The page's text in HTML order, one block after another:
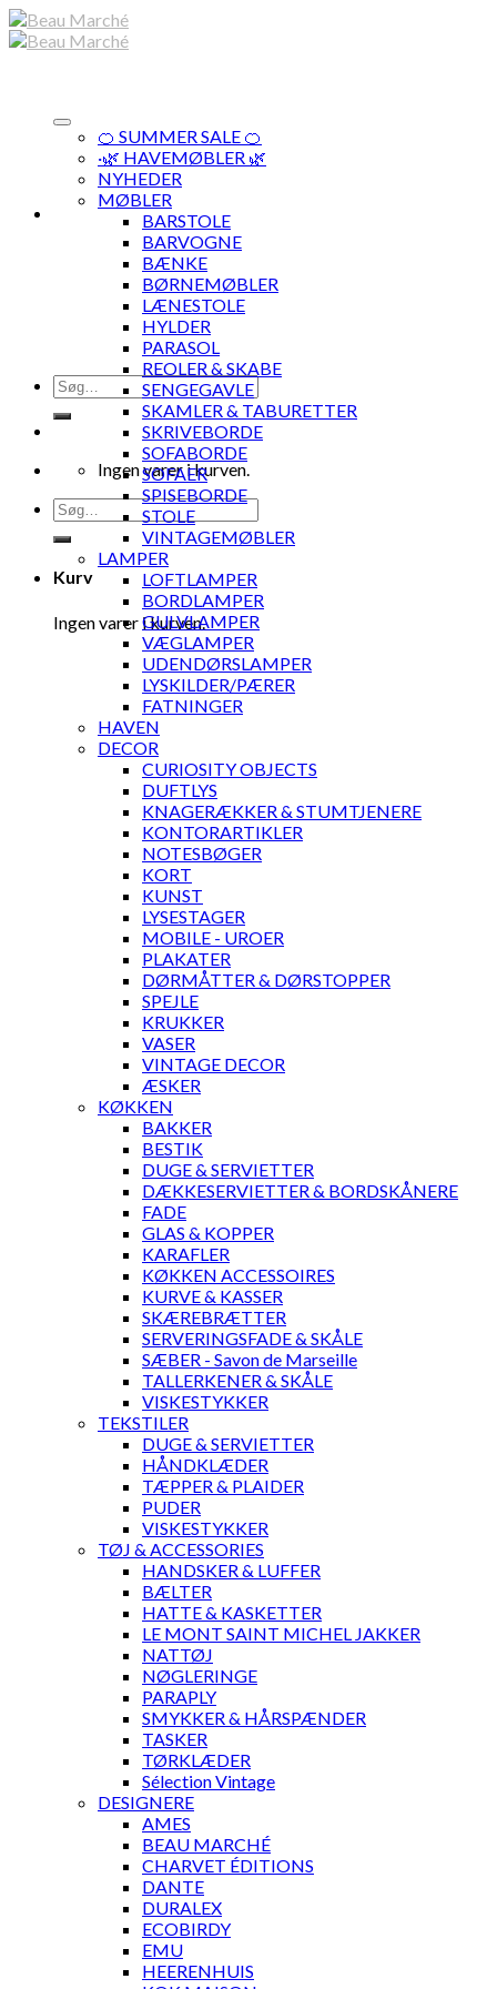
Skip
to
Søg
efter:
Ingen varer i kurven.
Søg
efter:
Kurv
Ingen varer i kurven.
🍊 SUMMER SALE 🍊
·🌿 HAVEMØBLER 🌿
NYHEDER
MØBLER
BARSTOLE
BARVOGNE
BÆNKE
BØRNEMØBLER
LÆNESTOLE
HYLDER
PARASOL
REOLER & SKABE
SENGEGAVLE
SKAMLER & TABURETTER
SKRIVEBORDE
SOFABORDE
SOFAER
SPISEBORDE
STOLE
VINTAGEMØBLER
LAMPER
LOFTLAMPER
BORDLAMPER
GULVLAMPER
VÆGLAMPER
UDENDØRSLAMPER
LYSKILDER/PÆRER
FATNINGER
HAVEN
DECOR
CURIOSITY OBJECTS
DUFTLYS
KNAGERÆKKER & STUMTJENERE
KONTORARTIKLER
NOTESBØGER
KORT
KUNST
LYSESTAGER
MOBILE - UROER
PLAKATER
DØRMÅTTER & DØRSTOPPER
SPEJLE
KRUKKER
VASER
VINTAGE DECOR
ÆSKER
KØKKEN
BAKKER
BESTIK
DUGE & SERVIETTER
DÆKKESERVIETTER & BORDSKÅNERE
FADE
GLAS & KOPPER
KARAFLER
KØKKEN ACCESSOIRES
KURVE & KASSER
SKÆREBRÆTTER
SERVERINGSFADE & SKÅLE
SÆBER - Savon de Marseille
TALLERKENER & SKÅLE
VISKESTYKKER
TEKSTILER
DUGE & SERVIETTER
HÅNDKLÆDER
TÆPPER & PLAIDER
PUDER
VISKESTYKKER
TØJ & ACCESSORIES
HANDSKER & LUFFER
BÆLTER
HATTE & KASKETTER
LE MONT SAINT MICHEL JAKKER
NATTØJ
NØGLERINGE
PARAPLY
SMYKKER & HÅRSPÆNDER
TASKER
TØRKLÆDER
Sélection Vintage
DESIGNERE
AMES
BEAU MARCHÉ
CHARVET ÉDITIONS
DANTE
DURALEX
ECOBIRDY
EMU
HEERENHUIS